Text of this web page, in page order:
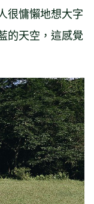
很慵懶地想大字
的天空，這感覺